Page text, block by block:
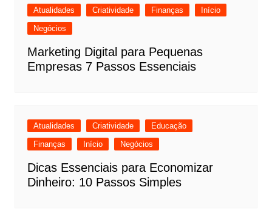
Atualidades Criatividade Finanças
Início
Negócios
Marketing Digital para Pequenas
Empresas 7 Passos Essenciais
Atualidades Criatividade
Educação
Finanças
Início Negócios
Dicas Essenciais para Economizar
Dinheiro: 10 Passos Simples